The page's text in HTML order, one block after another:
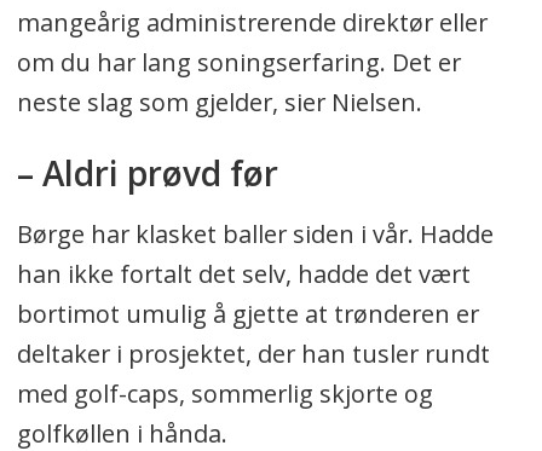
mangeårig administrerende direktør eller
om du har lang soningserfaring. Det er
neste slag som gjelder, sier Nielsen.
– Aldri prøvd før
Børge har klasket baller siden i vår. Hadde
han ikke fortalt det selv, hadde det vært
bortimot umulig å gjette at trønderen er
deltaker i prosjektet, der han tusler rundt
med golf-caps, sommerlig skjorte og
golfkøllen i hånda.